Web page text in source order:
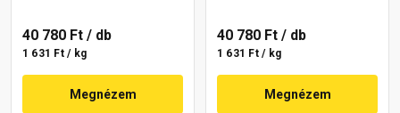
40 780 Ft / db
1 631 Ft / kg
Megnézem
40 780 Ft / db
1 631 Ft / kg
Megnézem